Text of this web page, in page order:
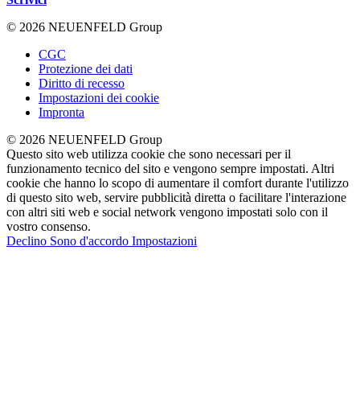
© 2026 NEUENFELD Group
CGC
Protezione dei dati
Diritto di recesso
Impostazioni dei cookie
Impronta
© 2026 NEUENFELD Group
Questo sito web utilizza cookie che sono necessari per il
funzionamento tecnico del sito e vengono sempre impostati. Altri
cookie che hanno lo scopo di aumentare il comfort durante l'utilizzo
di questo sito web, servire pubblicità diretta o facilitare l'interazione
con altri siti web e social network vengono impostati solo con il
vostro consenso.
Declino Sono d'accordo Impostazioni